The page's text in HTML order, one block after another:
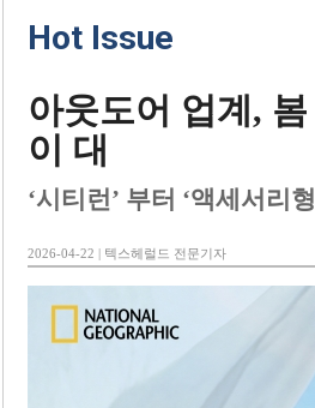
Hot Issue
아웃도어 업계, 봄
이 대
‘시티런’ 부터 ‘액세서리
2026-04-22 | 텍스헤럴드 전문기자